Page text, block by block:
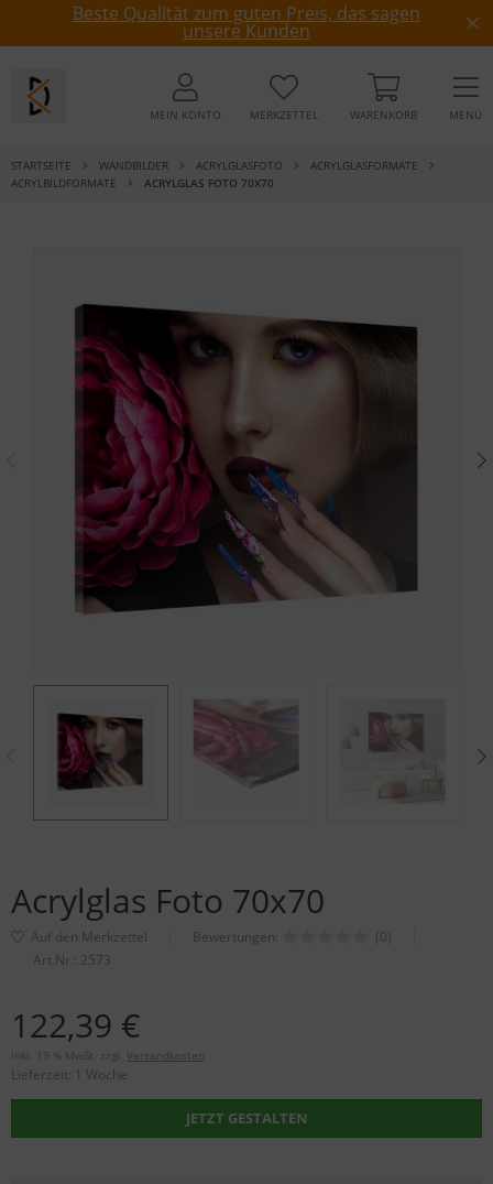
Beste Qualität zum guten Preis, das sagen
unsere Kunden
MEIN KONTO MERKZETTEL WARENKORB MENÜ
STARTSEITE WANDBILDER ACRYLGLASFOTO
ACRYLGLASFORMATE
ACRYLBILDFORMATE
ACRYLGLAS FOTO 70X70
Acrylglas Foto 70x70
Bewertungen:
(0)
Art.Nr.: 2573
122,39 €
inkl. 19 % MwSt. zzgl. Versandkosten
Lieferzeit: 1 Woche
JETZT GESTALTEN